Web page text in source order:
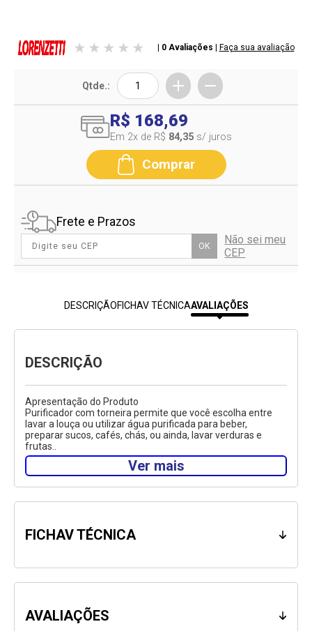
| 0 Avaliações Faça sua avaliação
Qtde.:
R$ 168,69
Em 2x de R$ 84,35 s/ juros
Comprar
Frete e Prazos
OK
Não sei meu
CEP
DESCRIÇÃOFICHAV TÉCNICAAVALIAÇÕES
DESCRIÇÃO
Apresentação do Produto
Purificador com torneira permite que você escolha entre
lavar a louça ou utilizar água purificada para beber,
preparar sucos, cafés, chás, ou ainda, lavar verduras e
frutas..
O Acqua Bella de mesa é uma opção para os consumidores
que preferem instalar o produto sobre a pia.
Especificações Técnicas
Cor: Preto
Vazão Nominal: 30L/h
Pressão Mínima e Máxima: 20kPa a 400kPa
Bica Giratória: Sim
Instalação: Parede
Ver mais
FICHAV TÉCNICA
AVALIAÇÕES